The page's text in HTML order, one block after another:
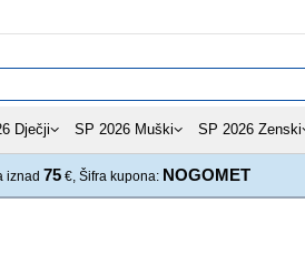
Dječji SP 2026 Muški SP 2026 Zenski
iznad 75 €, Šifra kupona: NOGOMET